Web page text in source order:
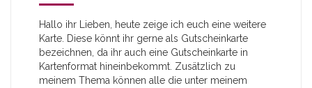
Hallo ihr Lieben, heute zeige ich euch eine weitere
Karte. Diese könnt ihr gerne als Gutscheinkarte
bezeichnen, da ihr auch eine Gutscheinkarte in
Kartenformat hineinbekommt. Zusätzlich zu
meinem Thema können alle die unter meinem